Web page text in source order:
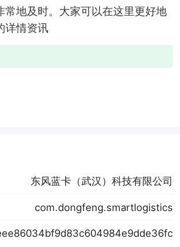
常地及时。大家可以在这里更好地
详情资讯
东风蓝卡（武汉）科技有限公司
com.dongfeng.smartlogistics